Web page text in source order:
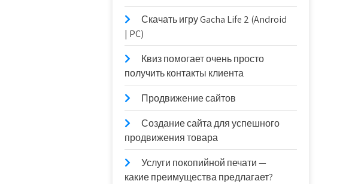
Скачать игру Gacha Life 2 (Android
| PC)
Квиз помогает очень просто
получить контакты клиента
Продвижение сайтов
Создание сайта для успешного
продвижения товара
Услуги покопийной печати —
какие преимущества предлагает?